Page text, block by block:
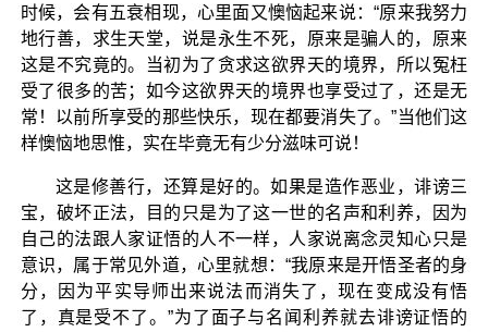
时候，会有五衰相现，心里面又懊恼起来说：“原来我努力
地行善，求生天堂，说是永生不死，原来是骗人的，原来
这是不究竟的。当初为了贪求这欲界天的境界，所以冤枉
受了很多的苦；如今这欲界天的境界也享受过了，还是无
常！以前所享受的那些快乐，现在都要消失了。”当他们这
样懊恼地思惟，实在毕竟无有少分滋味可说！
这是修善行，还算是好的。如果是造作恶业，诽谤三
宝，破坏正法，目的只是为了这一世的名声和利养，因为
自己的法跟人家证悟的人不一样，人家说离念灵知心只是
意识，属于常见外道，心里就想：“我原来是开悟圣者的身
分，因为平实导师出来说法而消失了，现在变成没有悟
了，真是受不了。”为了面子与名闻利养就去诽谤证悟的